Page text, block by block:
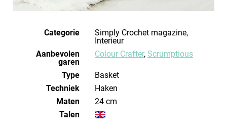
Categorie
Simply Crochet magazine,
Interieur
Aanbevolen
garen
Colour Crafter, Scrumptious
Type
Basket
Techniek
haken
Maten
24 cm
Talen